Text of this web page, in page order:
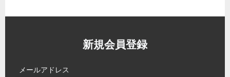
新規会員登録
メールアドレス